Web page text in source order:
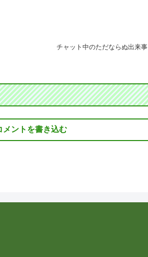
チャット中のただならぬ出来事
メントを書き込む